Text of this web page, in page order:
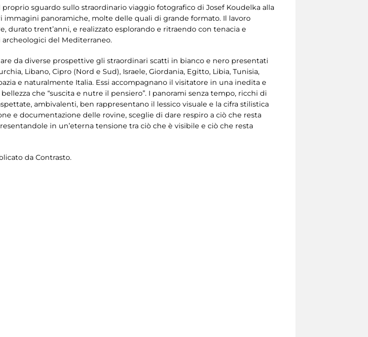
sguardo sullo straordinario viaggio fotografico di Josef Koudelka alla
immagini panoramiche, molte delle quali di grande formato. Il lavoro
trent’anni, e realizzato esplorando e ritraendo con tenacia e
del Mediterraneo.
da diverse prospettive gli straordinari scatti in bianco e nero presentati
Libano, Cipro (Nord e Sud), Israele, Giordania, Egitto, Libia, Tunisia,
e naturalmente Italia. Essi accompagnano il visitatore in una inedita e
che “suscita e nutre il pensiero”. I panorami senza tempo, ricchi di
ambivalenti, ben rappresentano il lessico visuale e la cifra stilistica
e documentazione delle rovine, sceglie di dare respiro a ciò che resta
in un’eterna tensione tra ciò che è visibile e ciò che resta
da Contrasto.